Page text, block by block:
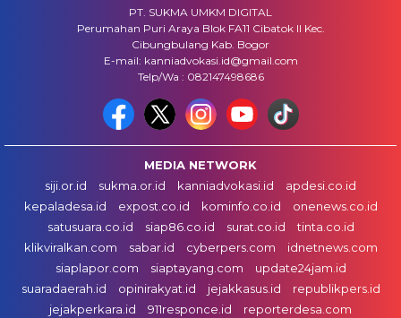
PT. SUKMA UMKM DIGITAL
Perumahan Puri Araya Blok FA11 Cibatok II Kec.
Cibungbulang Kab. Bogor
E-mail: kanniadvokasi.id@gmail.com
Telp/Wa : 082147498686
MEDIA NETWORK
siji.or.id
sukma.or.id kanniadvokasi.id
apdesi.co.id
kepaladesa.id
expost.co.id kominfo.co.id
onenews.co.id
satusuara.co.id
siap86.co.id surat.co.id
tinta.co.id
klikviralkan.com
sabar.id cyberpers.com
idnetnews.com
siaplapor.com
siaptayang.com
update24jam.id
suaradaerah.id
opinirakyat.id jejakkasus.id
republikpers.id
jejakperkara.id
911responce.id
reporterdesa.com